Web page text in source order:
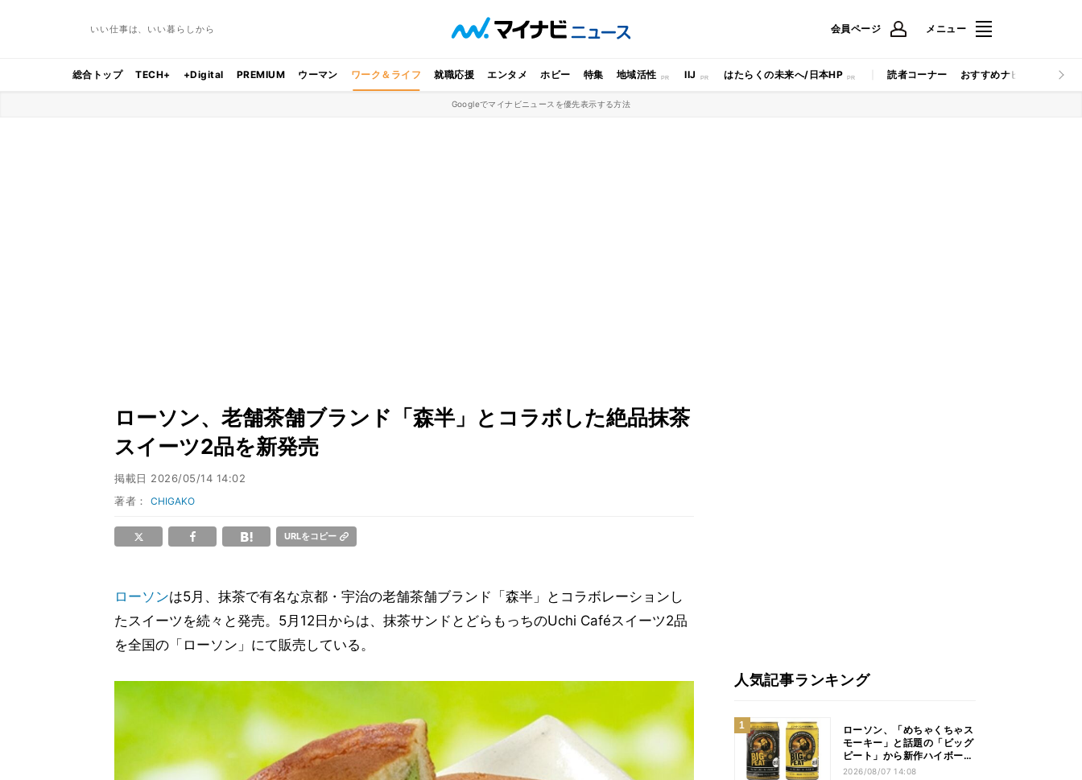
いい仕事は、いい暮らしから 会員ページ メニュー
総合トップ TECH+ +Digital PREMIUM ウーマン ワーク＆ライフ 就職応援 エンタメ ホビー 特集 地域活性 IIJ はたらくの未来へ/日本HP 読者コーナー おすすめナビ マイナビ
Googleでマイナビニュースを優先表示する方法
ローソン、老舗茶舗ブランド「森半」とコラボした絶品抹茶
スイーツ2品を新発売
掲載日 2026/05/14 14:02
著者：CHIGAKO
URLをコピー
ローソンは5月、抹茶で有名な京都・宇治の老舗茶舗ブランド「森半」とコラボレーションし
たスイーツを続々と発売。5月12日からは、抹茶サンドとどらもっちのUchi Caféスイーツ2品
を全国の「ローソン」にて販売している。
人気記事ランキング
ローソン、「めちゃくちゃス
モーキー」と話題の「ビッグ
ピート」から新作ハイボール
缶＆ミニボトル発売
2026/08/07 14:08